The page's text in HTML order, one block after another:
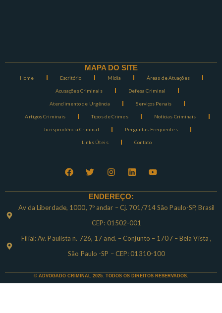
MAPA DO SITE
Home Escritório Mídia Áreas de Atuações
Acusações Criminais Defesa Criminal
Atendimento de Urgência Serviços Penais
Artigos Criminais Tipos de Crimes Notícias Criminais
Jurisprudência Criminal Perguntas Frequentes
Links Úteis Contato
ENDEREÇO:
Av da Liberdade, 1000, 7º andar – Cj. 701/714 São Paulo-SP, Brasil
CEP: 01502-001
Filial: Av. Paulista n. 726, 17 and. – Conjunto – 1707 – Bela Vista ,
São Paulo -SP – CEP: 01310-100
© ADVOGADO CRIMINAL 2025. TODOS OS DIREITOS RESERVADOS.